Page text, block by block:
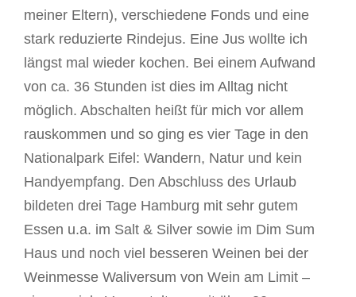
meiner Eltern), verschiedene Fonds und eine
stark reduzierte Rindejus. Eine Jus wollte ich
längst mal wieder kochen. Bei einem Aufwand
von ca. 36 Stunden ist dies im Alltag nicht
möglich. Abschalten heißt für mich vor allem
rauskommen und so ging es vier Tage in den
Nationalpark Eifel: Wandern, Natur und kein
Handyempfang. Den Abschluss des Urlaub
bildeten drei Tage Hamburg mit sehr gutem
Essen u.a. im Salt & Silver sowie im Dim Sum
Haus und noch viel besseren Weinen bei der
Weinmesse Waliversum von Wein am Limit –